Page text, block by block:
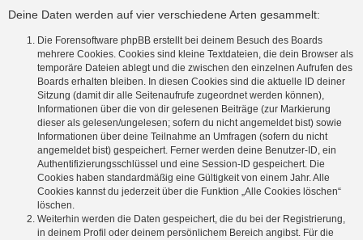
Deine Daten werden auf vier verschiedene Arten gesammelt:
Die Forensoftware phpBB erstellt bei deinem Besuch des Boards
mehrere Cookies. Cookies sind kleine Textdateien, die dein Browser als
temporäre Dateien ablegt und die zwischen den einzelnen Aufrufen des
Boards erhalten bleiben. In diesen Cookies sind die aktuelle ID deiner
Sitzung (damit dir alle Seitenaufrufe zugeordnet werden können),
Informationen über die von dir gelesenen Beiträge (zur Markierung
dieser als gelesen/ungelesen; sofern du nicht angemeldet bist) sowie
Informationen über deine Teilnahme an Umfragen (sofern du nicht
angemeldet bist) gespeichert. Ferner werden deine Benutzer-ID, ein
Authentifizierungsschlüssel und eine Session-ID gespeichert. Die
Cookies haben standardmäßig eine Gültigkeit von einem Jahr. Alle
Cookies kannst du jederzeit über die Funktion „Alle Cookies löschen“
löschen.
Weiterhin werden die Daten gespeichert, die du bei der Registrierung,
in deinem Profil oder deinem persönlichem Bereich angibst. Für die